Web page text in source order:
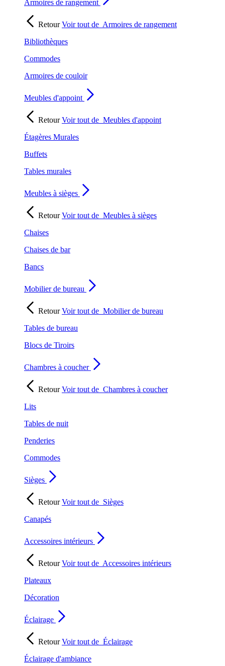
Armoires de rangement
RetourVoir tout de Armoires de rangement
Bibliothèques
Commodes
Armoires de couloir
Meubles d'appoint
RetourVoir tout de Meubles d'appoint
Étagères Murales
Buffets
Tables murales
Meubles à sièges
RetourVoir tout de Meubles à sièges
Chaises
Chaises de bar
Bancs
Mobilier de bureau
RetourVoir tout de Mobilier de bureau
Tables de bureau
Blocs de Tiroirs
Chambres à coucher
RetourVoir tout de Chambres à coucher
Lits
Tables de nuit
Penderies
Commodes
Sièges
RetourVoir tout de Sièges
Canapés
Accessoires intérieurs
RetourVoir tout de Accessoires intérieurs
Plateaux
Décoration
Éclairage
RetourVoir tout de Éclairage
Éclairage d'ambiance